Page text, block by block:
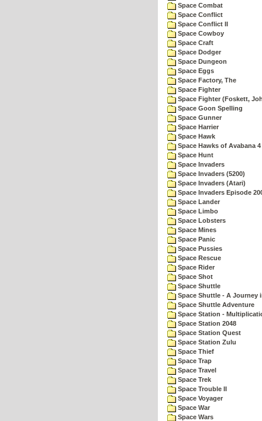
Space Combat
Space Conflict
Space Conflict II
Space Cowboy
Space Craft
Space Dodger
Space Dungeon
Space Eggs
Space Factory, The
Space Fighter
Space Fighter (Foskett,
Space Goon Spelling
Space Gunner
Space Harrier
Space Hawk
Space Hawks of Avabana 4
Space Hunt
Space Invaders
Space Invaders (5200)
Space Invaders (Atari)
Space Invaders Episode
Space Lander
Space Limbo
Space Lobsters
Space Mines
Space Panic
Space Pussies
Space Rescue
Space Rider
Space Shot
Space Shuttle
Space Shuttle - A Journey
Space Shuttle Adventure
Space Station -
Space Station 2048
Space Station Quest
Space Station Zulu
Space Thief
Space Trap
Space Travel
Space Trek
Space Trouble II
Space Voyager
Space War
Space Wars